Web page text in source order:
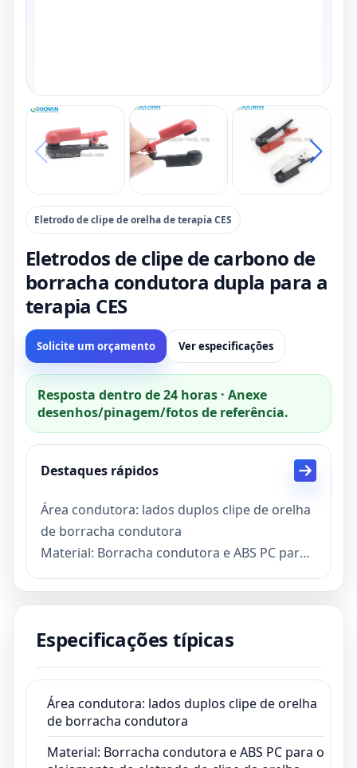
Eletrodo de clipe de orelha de terapia CES
Eletrodos de clipe de carbono de
borracha condutora dupla para a
terapia CES
Solicite um orçamento Ver especificações
Resposta dentro de 24 horas · Anexe
desenhos/pinagem/fotos de referência.
Destaques rápidos
Área condutora: lados duplos clipe de orelha
de borracha condutora
Material: Borracha condutora e ABS PC para
o alojamento do eletrodo do clipe da orelha
CES EAR EARCLE ELPLODES MOLA: Primavera
Uso: Este clipe de ouvido é usado
CES
Patente: Goochain detém a patente para
estes eletrodos de clipe de orelha CES
Especificações típicas
Área condutora: lados duplos clipe de orelha
de borracha condutora
Material: Borracha condutora e ABS PC para o